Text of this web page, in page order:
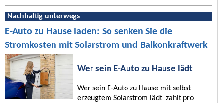
Nachhaltig unterwegs
E-Auto zu Hause laden: So senken Sie die
Stromkosten mit Solarstrom und Balkonkraftwerk
Wer sein E-Auto zu Hause lädt
Wer sein E-Auto zu Hause mit selbst
erzeugtem Solarstrom lädt, zahlt pro